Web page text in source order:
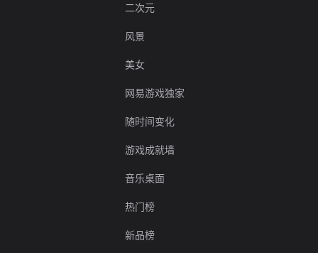
二次元
风景
美女
网易游戏独家
随时间变化
游戏成就墙
音乐桌面
热门榜
新品榜